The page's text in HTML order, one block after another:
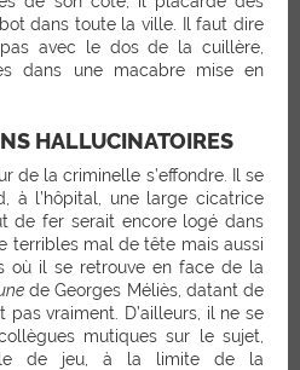
dans toute la ville. Il faut dire
avec le dos de la cuillère,
dans une macabre mise en
HALLUCINATOIRES
de la criminelle s’effondre. Il se
à l’hôpital, une large cicatrice
de fer serait encore logé dans
terribles mal de tête mais aussi
où il se retrouve en face de la
de Georges Méliès, datant de
pas vraiment. D’ailleurs, il ne se
mutiques sur le sujet,
de jeu, à la limite de la